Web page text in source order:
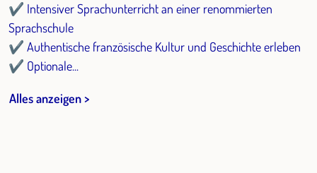
✔ Intensiver Sprachunterricht an einer renommierten
Sprachschule
✔ Authentische französische Kultur und Geschichte erleben
✔ Optionale...
Alles anzeigen >